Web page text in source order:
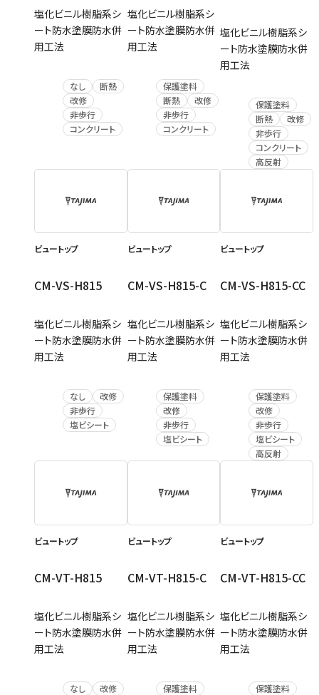
塩化ビニル樹脂系シ
ート防水塗膜防水併
用工法
なし
断熱
改修
非歩行
コンクリート
塩化ビニル樹脂系シ
ート防水塗膜防水併
用工法
保護塗料
断熱
改修
非歩行
コンクリート
塩化ビニル樹脂系シ
ート防水塗膜防水併
用工法
保護塗料
断熱
改修
非歩行
コンクリート
高反射
ビュートップ
CM-VS-H815
塩化ビニル樹脂系シ
ート防水塗膜防水併
用工法
なし
改修
非歩行
塩ビシート
ビュートップ
CM-VS-H815-C
塩化ビニル樹脂系シ
ート防水塗膜防水併
用工法
保護塗料
改修
非歩行
塩ビシート
ビュートップ
CM-VS-H815-CC
塩化ビニル樹脂系シ
ート防水塗膜防水併
用工法
保護塗料
改修
非歩行
塩ビシート
高反射
ビュートップ
CM-VT-H815
塩化ビニル樹脂系シ
ート防水塗膜防水併
用工法
なし
改修
ビュートップ
CM-VT-H815-C
塩化ビニル樹脂系シ
ート防水塗膜防水併
用工法
保護塗料
ビュートップ
CM-VT-H815-CC
塩化ビニル樹脂系シ
ート防水塗膜防水併
用工法
保護塗料